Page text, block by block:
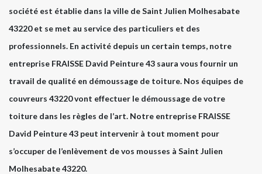
société est établie dans la ville de Saint Julien Molhesabate
43220 et se met au service des particuliers et des
professionnels. En activité depuis un certain temps, notre
entreprise FRAISSE David Peinture 43 saura vous fournir un
travail de qualité en démoussage de toiture. Nos équipes de
couvreurs 43220 vont effectuer le démoussage de votre
toiture dans les règles de l’art. Notre entreprise FRAISSE
David Peinture 43 peut intervenir à tout moment pour
s’occuper de l’enlèvement de vos mousses à Saint Julien
Molhesabate 43220.